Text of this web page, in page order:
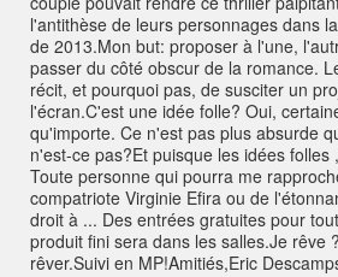
l'antithèse de leurs personnages dans
de 2013.Mon but: proposer à l'une,
passer du côté obscur de la romance.
récit, et pourquoi pas, de susciter un
l'écran.C'est une idée folle? Oui,
qu'importe. Ce n'est pas plus absurde
n'est-ce pas?Et puisque les idées folles
Toute personne qui pourra me
compatriote Virginie Efira ou de
droit à ... Des entrées gratuites pour
produit fini sera dans les salles.Je rêve
rêver.Suivi en MP!Amitiés,Eric